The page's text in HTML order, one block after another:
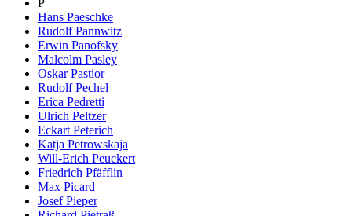
Hans Paeschke
Rudolf Pannwitz
Erwin Panofsky
Malcolm Pasley
Oskar Pastior
Rudolf Pechel
Erica Pedretti
Ulrich Peltzer
Eckart Peterich
Katja Petrowskaja
Will-Erich Peuckert
Friedrich Pfäfflin
Max Picard
Josef Pieper